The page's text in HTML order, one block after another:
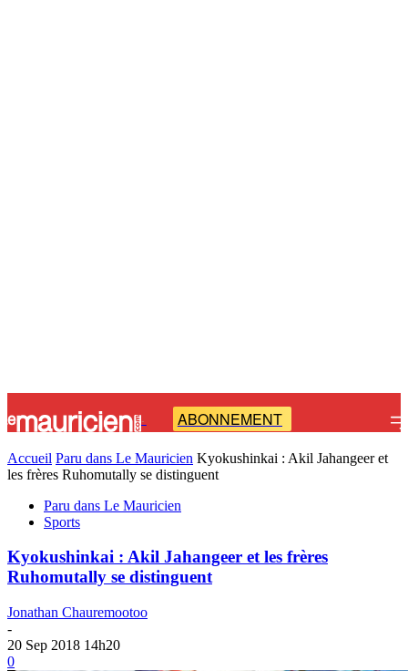
- ABONNEMENT
Accueil Paru dans Le Mauricien Kyokushinkai : Akil Jahangeer et
les frères Ruhomutally se distinguent
Paru dans Le Mauricien
Sports
Kyokushinkai : Akil Jahangeer et les frères
Ruhomutally se distinguent
Jonathan Chauremootoo
-
20 Sep 2018 14h20
0